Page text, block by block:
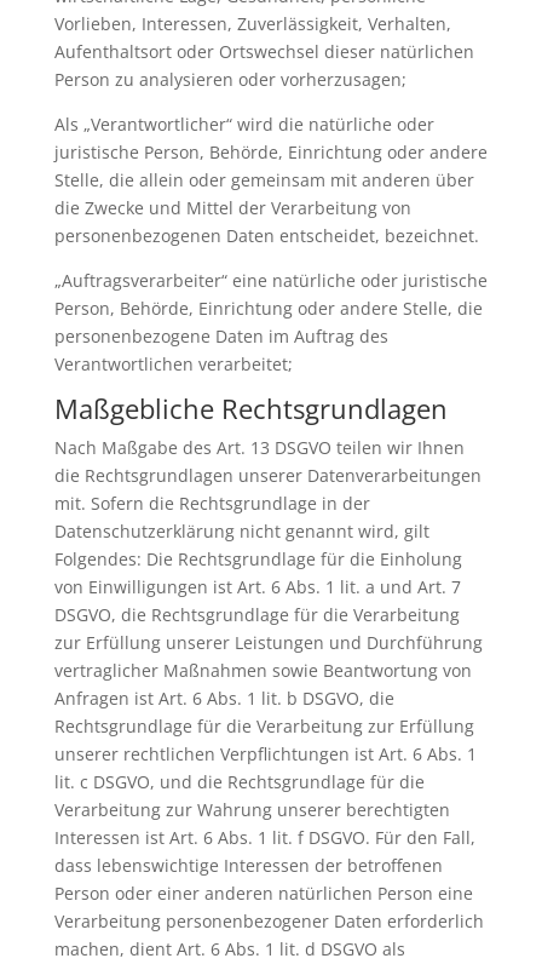
Vorlieben, Interessen, Zuverlässigkeit, Verhalten,
Aufenthaltsort oder Ortswechsel dieser natürlichen
Person zu analysieren oder vorherzusagen;
Als „Verantwortlicher“ wird die natürliche oder
juristische Person, Behörde, Einrichtung oder andere
Stelle, die allein oder gemeinsam mit anderen über
die Zwecke und Mittel der Verarbeitung von
personenbezogenen Daten entscheidet, bezeichnet.
„Auftragsverarbeiter“ eine natürliche oder juristische
Person, Behörde, Einrichtung oder andere Stelle, die
personenbezogene Daten im Auftrag des
Verantwortlichen verarbeitet;
Maßgebliche Rechtsgrundlagen
Nach Maßgabe des Art. 13 DSGVO teilen wir Ihnen
die Rechtsgrundlagen unserer Datenverarbeitungen
mit. Sofern die Rechtsgrundlage in der
Datenschutzerklärung nicht genannt wird, gilt
Folgendes: Die Rechtsgrundlage für die Einholung
von Einwilligungen ist Art. 6 Abs. 1 lit. a und Art. 7
DSGVO, die Rechtsgrundlage für die Verarbeitung
zur Erfüllung unserer Leistungen und Durchführung
vertraglicher Maßnahmen sowie Beantwortung von
Anfragen ist Art. 6 Abs. 1 lit. b DSGVO, die
Rechtsgrundlage für die Verarbeitung zur Erfüllung
unserer rechtlichen Verpflichtungen ist Art. 6 Abs. 1
lit. c DSGVO, und die Rechtsgrundlage für die
Verarbeitung zur Wahrung unserer berechtigten
Interessen ist Art. 6 Abs. 1 lit. f DSGVO. Für den Fall,
dass lebenswichtige Interessen der betroffenen
Person oder einer anderen natürlichen Person eine
Verarbeitung personenbezogener Daten erforderlich
machen, dient Art. 6 Abs. 1 lit. d DSGVO als